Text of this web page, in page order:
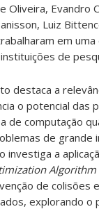
Oliveira, Evandro
Luiz
em uma
de
destaca a
o potencial das
de computação
de grande
investiga a
Algorithm
de colisões
explorando o